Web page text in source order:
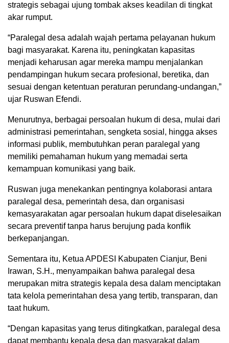
strategis sebagai ujung tombak akses keadilan di tingkat
akar rumput.
“Paralegal desa adalah wajah pertama pelayanan hukum
bagi masyarakat. Karena itu, peningkatan kapasitas
menjadi keharusan agar mereka mampu menjalankan
pendampingan hukum secara profesional, beretika, dan
sesuai dengan ketentuan peraturan perundang-undangan,”
ujar Ruswan Efendi.
Menurutnya, berbagai persoalan hukum di desa, mulai dari
administrasi pemerintahan, sengketa sosial, hingga akses
informasi publik, membutuhkan peran paralegal yang
memiliki pemahaman hukum yang memadai serta
kemampuan komunikasi yang baik.
Ruswan juga menekankan pentingnya kolaborasi antara
paralegal desa, pemerintah desa, dan organisasi
kemasyarakatan agar persoalan hukum dapat diselesaikan
secara preventif tanpa harus berujung pada konflik
berkepanjangan.
Sementara itu, Ketua APDESI Kabupaten Cianjur, Beni
Irawan, S.H., menyampaikan bahwa paralegal desa
merupakan mitra strategis kepala desa dalam menciptakan
tata kelola pemerintahan desa yang tertib, transparan, dan
taat hukum.
“Dengan kapasitas yang terus ditingkatkan, paralegal desa
dapat membantu kepala desa dan masyarakat dalam